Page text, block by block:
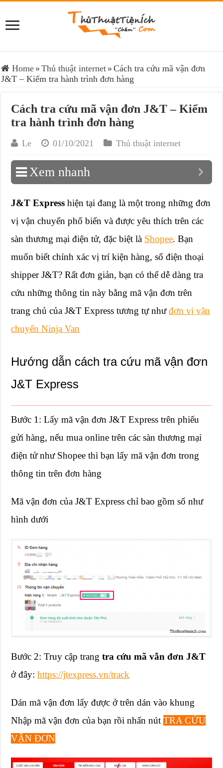
Home » Thủ thuật internet » Cách tra cứu mã vận đơn
J&T – Kiểm tra hành trình đơn hàng
Cách tra cứu mã vận đơn J&T – Kiểm
tra hành trình đơn hàng
Le 01/10/2021 Thủ thuật internet
Xem nhanh
J&T Express hiện tại đang là một trong những đơn
vị vận chuyển phổ biến và được yêu thích trên các
sàn thương mại điện tử, đặc biệt là Shopee. Bạn
muốn biết chính xác vị trí kiện hàng, số điện thoại
shipper J&T? Rất đơn giản, bạn có thể dễ dàng tra
cứu những thông tin này bằng mã vận đơn trên
trang chủ của J&T Express tương tự nhưđơn vị vận
chuyển Ninja Van
Hướng dẫn cách tra cứu mã vận đơn
J&T Express
Bước 1: Lấy mã vận đơn J&T Express trên phiếu
gửi hàng, nếu mua online trên các sàn thương mại
điện tử như Shopee thì bạn lấy mã vận đơn trong
thông tin trên đơn hàng
Mã vận đơn của J&T Express chỉ bao gồm số như
hình dưới
Bước 2: Truy cập trangtra cứu mã vẫn đơn J&T
ở đây:https://jtexpress.vn/track
Dán mã vận đơn lấy được ở trên dán vào khung
Nhập mã vận đơn của bạn rồi nhấn nútTRA CỨU
VẬN ĐƠN